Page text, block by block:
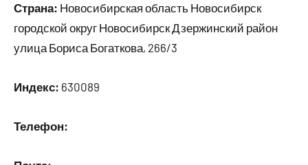
Страна: Новосибирская область Новосибирск
городской округ Новосибирск Дзержинский район
улица Бориса Богаткова, 266/3
Индекс: 630089
Телефон: